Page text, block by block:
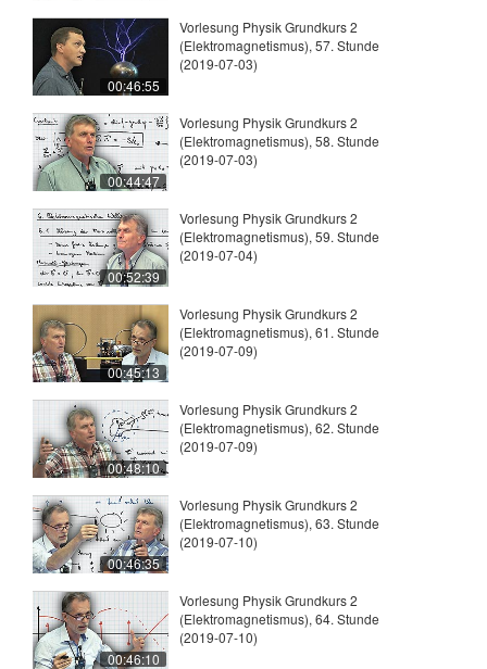
00:46:55
Vorlesung Physik Grundkurs 2
(Elektromagnetismus), 57. Stunde
(2019-07-03)
00:44:47
Vorlesung Physik Grundkurs 2
(Elektromagnetismus), 58. Stunde
(2019-07-03)
00:52:39
Vorlesung Physik Grundkurs 2
(Elektromagnetismus), 59. Stunde
(2019-07-04)
00:45:13
Vorlesung Physik Grundkurs 2
(Elektromagnetismus), 61. Stunde
(2019-07-09)
00:48:10
Vorlesung Physik Grundkurs 2
(Elektromagnetismus), 62. Stunde
(2019-07-09)
00:46:35
Vorlesung Physik Grundkurs 2
(Elektromagnetismus), 63. Stunde
(2019-07-10)
00:46:10
Vorlesung Physik Grundkurs 2
(Elektromagnetismus), 64. Stunde
(2019-07-10)